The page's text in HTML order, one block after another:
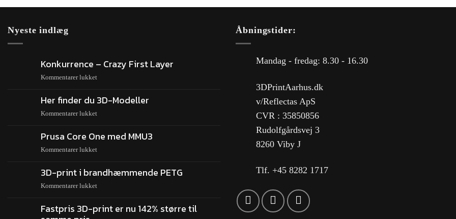
Nyeste indlæg
Konkurrence – Crazy First Layer
Kommentarer lukket
Her finder du 3D-Modeller
Kommentarer lukket
Prusa Core One med MMU3
Kommentarer lukket
3D-print i brandhæmmende PETG
Kommentarer lukket
Fastpris 3D-print er nu 142% større til
Åbningstider:
Mandag - fredag: 8.30 - 16.30
3DPrintAarhus.dk
v/Reflectas ApS
CVR : 35850856
Rudolfgårdsvej 3
8260 Viby J
Tlf. +45 8282 1717